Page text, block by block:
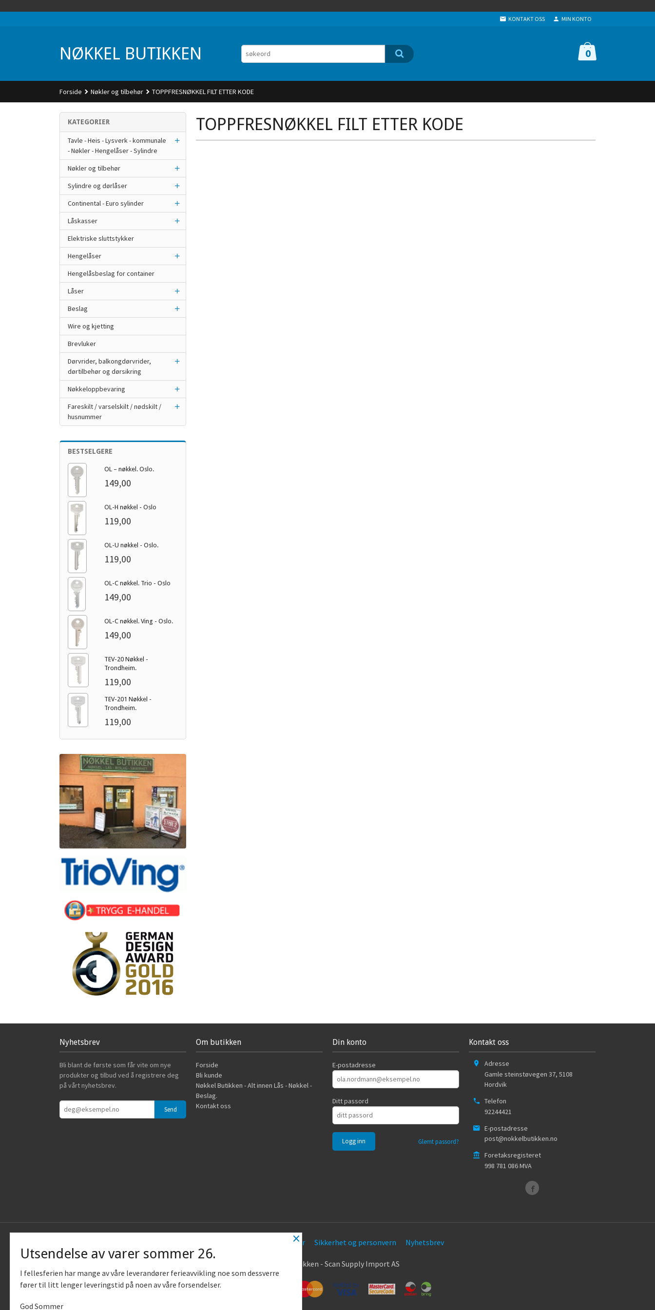
KONTAKT OSS MIN KONTO
NØKKEL BUTIKKEN 0
Forside Nøkler og tilbehør TOPPFRESNØKKEL FILT ETTER KODE
TOPPFRESNØKKEL FILT ETTER KODE
KATEGORIER
Tavle - Heis - Lysverk - kommunale
- Nøkler - Hengelåser - Sylindre
Nøkler og tilbehør
Sylindre og dørlåser
Continental - Euro sylinder
Låskasser
Elektriske sluttstykker
Hengelåser
Hengelåsbeslag for container
Låser
Beslag
Wire og kjetting
Brevluker
Dørvrider, balkongdørvrider,
dørtilbehør og dørsikring
Nøkkeloppbevaring
Fareskilt / varselskilt / nødskilt /
husnummer
BESTSELGERE
OL – nøkkel. Oslo.
149,00
OL-H nøkkel - Oslo
119,00
OL-U nøkkel - Oslo.
119,00
OL-C nøkkel. Trio - Oslo
149,00
OL-C nøkkel. Ving - Oslo.
149,00
TEV-20 Nøkkel -
Trondheim.
119,00
TEV-201 Nøkkel -
Trondheim.
119,00
Nyhetsbrev
Bli blant de første som får vite om nye
produkter og tilbud ved å registrere deg
på vårt nyhetsbrev.
Om butikken
Forside
Bli kunde
Nøkkel Butikken - Alt innen Lås - Nøkkel -
Beslag.
Kontakt oss
Din konto
E-postadresse
Ditt passord
Glemt passord?
Kontakt oss
Adresse
Gamle steinstøvegen 37, 5108
Hordvik
Telefon
92244421
E-postadresse
post@nokkelbutikken.no
Foretaksregisteret
998 781 086 MVA
Kjøpsbetingelser Sikkerhet og personvern Nyhetsbrev
© Nøkkel Butikken - Scan Supply Import AS
×
Utsendelse av varer sommer 26.
I fellesferien har mange av våre leverandører ferieavvikling noe som dessverre
fører til litt lenger leveringstid på noen av våre forsendelser.
God Sommer